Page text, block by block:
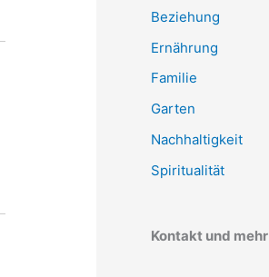
Beziehung
Ernährung
Familie
Garten
Nachhaltigkeit
Spiritualität
Kontakt und mehr